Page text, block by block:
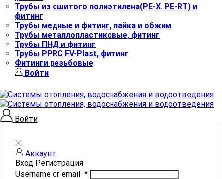
Трубы из сшитого полиэтилена(РЕ-Х. PE-RT) и
фитинг
Трубы медные и фитинг, пайка и обжим
Трубы металлопластиковые, фитинг
Трубы ПНД и фитинг
Трубы РРRC FV-Plast, фитинг
Фитинги резьбовые
Войти
Войти
Аккаунт
Вход Регистрация
Username or email *